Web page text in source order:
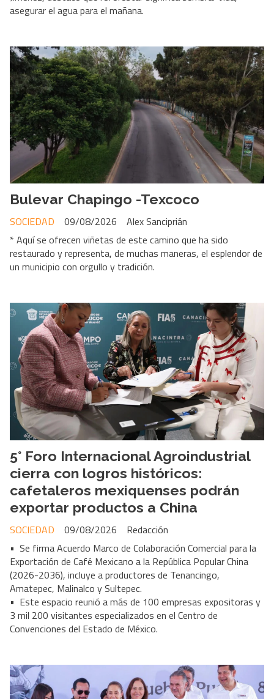
asegurar el agua para el mañana.
Bulevar Chapingo -Texcoco
Alex Sanciprián
SOCIEDAD
09/08/2026
* Aquí se ofrecen viñetas de este camino que ha sido
restaurado y representa, de muchas maneras, el esplendor de
un municipio con orgullo y tradición.
5° Foro Internacional Agroindustrial
cierra con logros históricos:
cafetaleros mexiquenses podrán
exportar productos a China
Redacción
SOCIEDAD
09/08/2026
• Se firma Acuerdo Marco de Colaboración Comercial para la
Exportación de Café Mexicano a la República Popular China
(2026-2036), incluye a productores de Tenancingo,
Amatepec, Malinalco y Sultepec.
• Este espacio reunió a más de 100 empresas expositoras y
3 mil 200 visitantes especializados en el Centro de
Convenciones del Estado de México.